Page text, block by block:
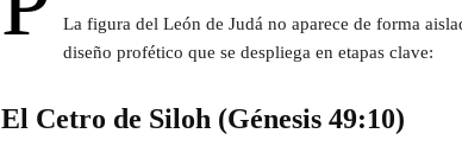
La figura del León de Judá no aparece de forma
diseño profético que se despliega en etapas clave:
El Cetro de Siloh (Génesis 49:10)